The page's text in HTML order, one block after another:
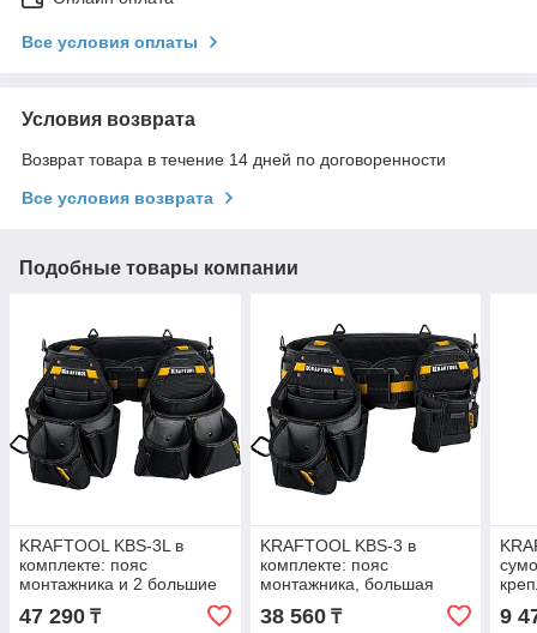
Все условия оплаты
Условия возврата
Возврат товара в течение 14 дней по договоренности
Все условия возврата
Подобные товары компании
KRAFTOOL KBS-3L в
комплекте: пояс
монтажника и 2 большие
сумки, пояс монтажника
(38761)
47 290 ₸
KRAFTOOL KBS-3 в
комплекте: пояс
монтажника, большая
сумка, малая сумка, пояс
монтажника (38762)
38 560₸ 9